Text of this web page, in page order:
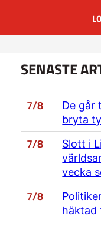
SENASTE
7/8
De går
bryta
7/8
Slott i
vecka
7/8
häktad